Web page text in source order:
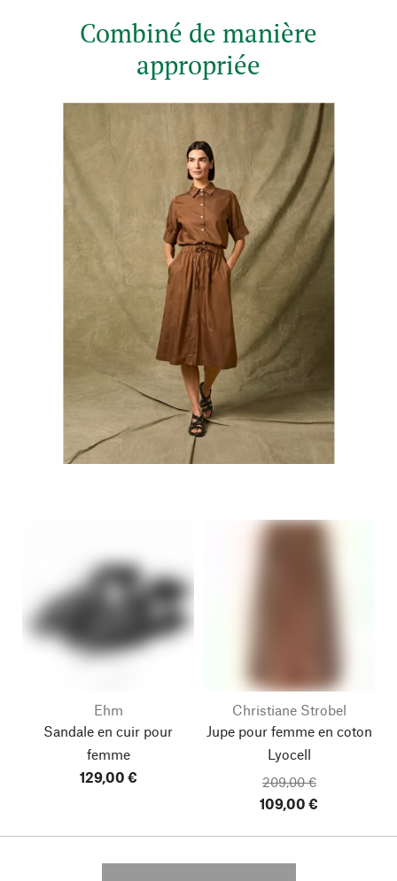
Combiné de manière
appropriée
Ehm
Sandale en cuir pour
femme
129,00 €
Christiane Strobel
Jupe pour femme en coton
Lyocell
209,00 €
109,00 €